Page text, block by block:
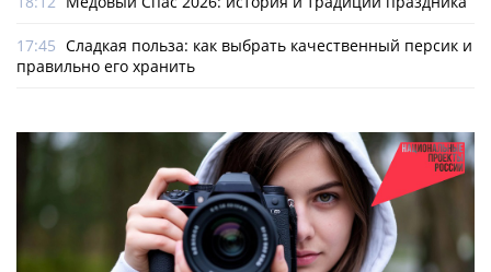
17:45 Сладкая польза: как выбрать качественный персик и
правильно его хранить